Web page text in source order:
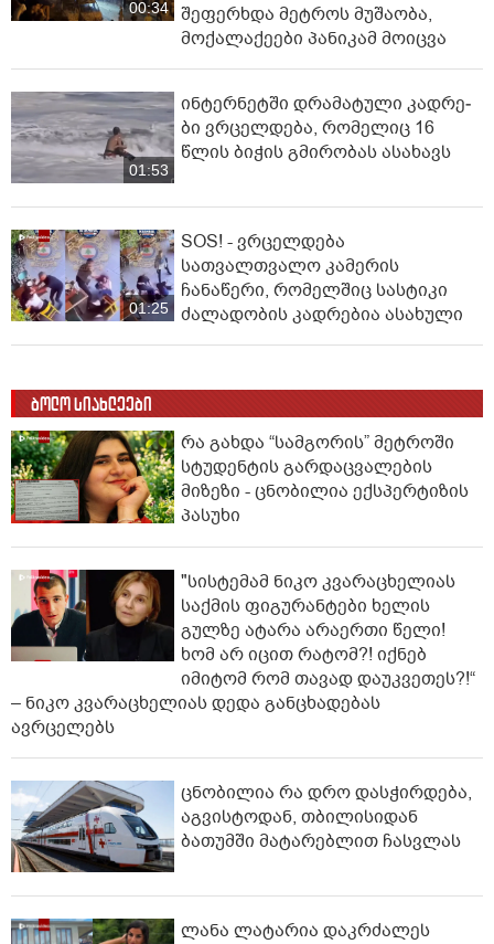
00:34
შეფერხდა მეტროს მუშაობა,
მოქალაქეები პანიკამ მოიცვა
01:53
ინ­ტერ­ნეტ­ში დრა­მა­ტუ­ლი კად­რე­
ბი ვრცელდება, რომელიც 16
წლის ბიჭის გმირობას ასახავს
01:25
SOS! - ვრცელდება
სათვალთვალო კამერის
ჩანაწერი, რომელშიც სასტიკი
ძალადობის კადრებია ასახული
ბოლო სიახლეები
რა გახდა “სამგორის” მეტროში
სტუდენტის გარდაცვალების
მიზეზი - ცნობილია ექსპერტიზის
პასუხი
"სისტემამ ნიკო კვარაცხელიას
საქმის ფიგურანტები ხელის
გულზე ატარა არაერთი წელი!
ხომ არ იცით რატომ?! იქნებ
იმიტომ რომ თავად დაუკვეთეს?!“
– ნიკო კვარაცხელიას დედა განცხადებას
ავრცელებს
ცნობილია რა დრო დასჭირდება,
აგვისტოდან, თბილისიდან
ბათუმში მატარებლით ჩასვლას
ლანა ლატარია დაკრძალეს